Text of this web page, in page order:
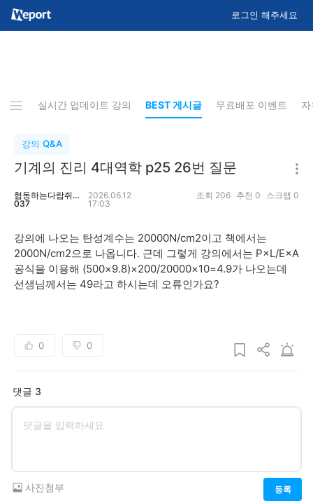
로그인 해주세요
사항 실시간 업데이트 강의 BEST 게시글 무료배포 이벤트
강의 Q&A
기계의 진리 4대역학 p25 26번 질문
협동하는다람쥐1
037
2026.06.12
17:03
조회 206 추천 0 스크랩 0
강의에 나오는 탄성계수는 20000N/cm2이고 책에서는
2000N/cm2으로 나옵니다. 근데 그렇게 강의에서는 P×L/E×A
공식을 이용해 (500×9.8)×200/20000×10=4.9가 나오는데
선생님께서는 49라고 하시는데 오류인가요?
0 0
댓글 3
등록
사진첨부